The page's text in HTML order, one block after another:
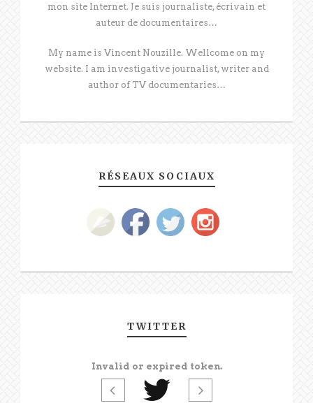
mon site Internet. Je suis journaliste, écrivain et
auteur de documentaires…
My name is Vincent Nouzille. Wellcome on my
website. I am investigative journalist, writer and
author of TV documentaries…
RÉSEAUX SOCIAUX
TWITTER
Invalid or expired token.